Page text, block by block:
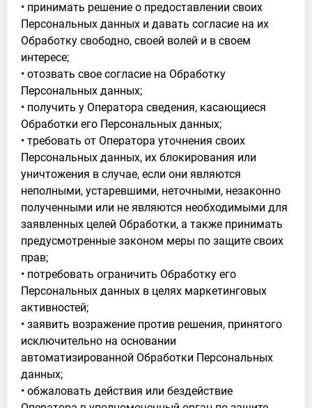
• принимать решение о предоставлении своих
Персональных данных и давать согласие на их
Обработку свободно, своей волей и в своем
интересе;
• отозвать свое согласие на Обработку
Персональных данных;
• получить у Оператора сведения, касающиеся
Обработки его Персональных данных;
• требовать от Оператора уточнения своих
Персональных данных, их блокирования или
уничтожения в случае, если они являются
неполными, устаревшими, неточными, незаконно
полученными или не являются необходимыми для
заявленных целей Обработки, а также принимать
предусмотренные законом меры по защите своих
прав;
• потребовать ограничить Обработку его
Персональных данных в целях маркетинговых
активностей;
• заявить возражение против решения, принятого
исключительно на основании
автоматизированной Обработки Персональных
данных;
• обжаловать действия или бездействие